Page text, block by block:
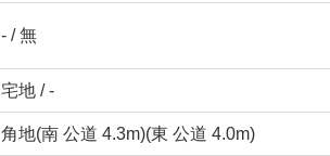
- / 無
宅地 / -
角地(南 公道 4.3m)(東 公道 4.0m)